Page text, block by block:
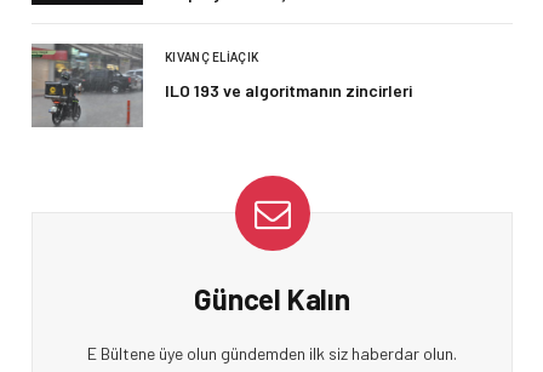
KIVANÇ ELIAÇIK
ILO 193 ve algoritmanın zincirleri
Güncel Kalın
E Bültene üye olun gündemden ilk siz haberdar olun.